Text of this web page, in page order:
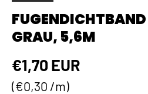
GRAU, 5,6M
Normaler Preis
€1,70 EUR
Grundpreis
€0,30 /m